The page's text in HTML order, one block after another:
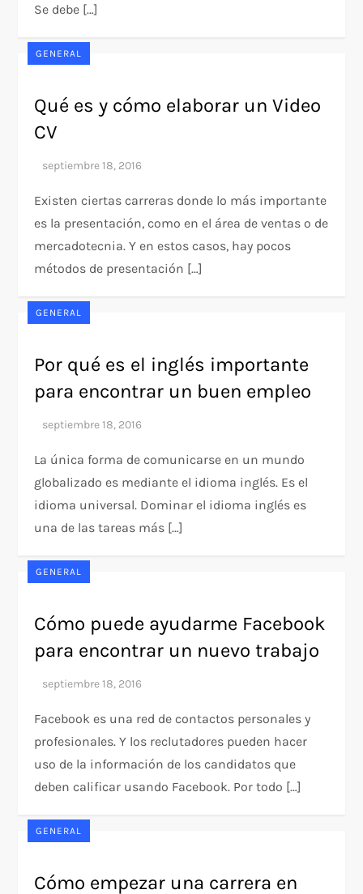
Se debe […]
GENERAL
Qué es y cómo elaborar un Video
CV
Existen ciertas carreras donde lo más importante
es la presentación, como en el área de ventas o de
mercadotecnia. Y en estos casos, hay pocos
métodos de presentación […]
GENERAL
Por qué es el inglés importante
para encontrar un buen empleo
La única forma de comunicarse en un mundo
globalizado es mediante el idioma inglés. Es el
idioma universal. Dominar el idioma inglés es
una de las tareas más […]
GENERAL
Cómo puede ayudarme Facebook
para encontrar un nuevo trabajo
Facebook es una red de contactos personales y
profesionales. Y los reclutadores pueden hacer
uso de la información de los candidatos que
deben calificar usando Facebook. Por todo […]
GENERAL
Cómo empezar una carrera en